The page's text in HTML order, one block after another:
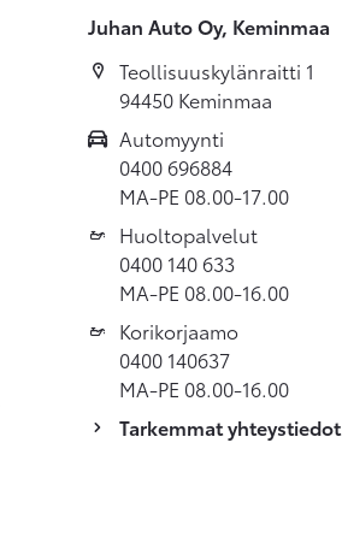
Juhan Auto Oy, Keminmaa
Teollisuuskylänraitti 1
94450 Keminmaa
Automyynti
0400 696884
MA-PE 08.00-17.00
Huoltopalvelut
0400 140 633
MA-PE 08.00-16.00
Korikorjaamo
0400 140637
MA-PE 08.00-16.00
Tarkemmat yhteystiedot